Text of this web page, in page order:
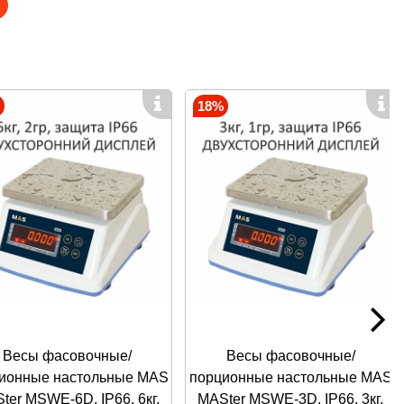
как и торговые весы, используются во всем мире
массы. Прежде всего это торговля, предприятия
В отличии от торговых весов, весы простого
дублирующий дисплей на обратной стороне весов.
Весы фасовочные/
настольные MAS
MSWE-6D, IP66, 6кг,
18%
Весы фасовочные/
порционные настольные MAS
MASter MSWE-3D, IP66, 3кг,